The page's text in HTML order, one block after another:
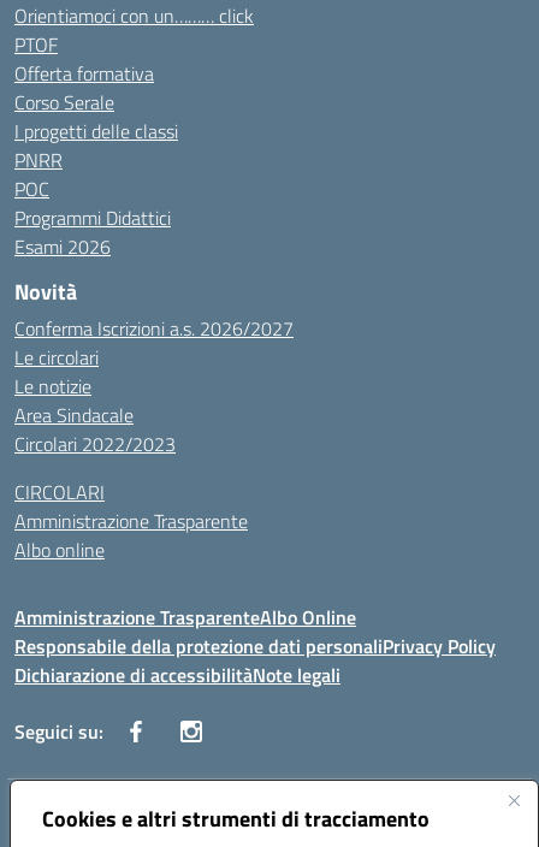
Cookies e altri strumenti di tracciamento
Orientiamoci con un……… click
PTOF
Offerta formativa
Corso Serale
I progetti delle classi
PNRR
POC
Programmi Didattici
Esami 2026
Novità
Conferma Iscrizioni a.s. 2026/2027
Le circolari
Le notizie
Area Sindacale
Circolari 2022/2023
CIRCOLARI
Amministrazione Trasparente
Albo online
Amministrazione TrasparenteAlbo Online
Responsabile della protezione dati personaliPrivacy Policy
Dichiarazione di accessibilitàNote legali
Seguici su:
Indirizzo:Corso Vittorio Emanuele, 27 90133 - Palermo